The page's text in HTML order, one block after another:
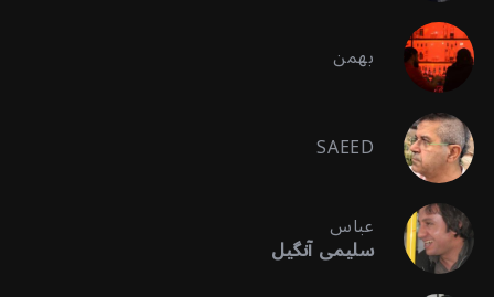
بهمن
SAEED
عباس
سلیمی آنگیل